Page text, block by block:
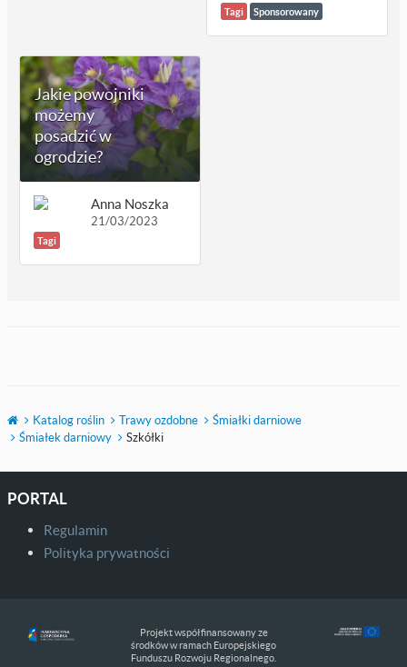
Tagi Sponsorowany
Jakie powojniki
możemy
posadzić w
ogrodzie?
Anna Noszka
21/03/2023
Tagi
Katalog roślin Trawy ozdobne
Śmiałki darniowe
Śmiałek darniowy
Szkółki
PORTAL
Regulamin
Polityka prywatności
Projekt współfinansowany ze
środków w ramach Europejskiego
Funduszu Rozwoju Regionalnego.